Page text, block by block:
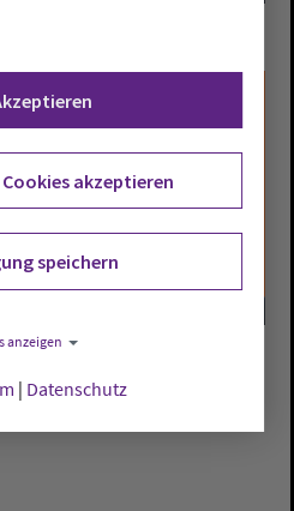
sind zu Gast beim Kirchenradio KR
sind zu Gast beim Kirchenradio KR
akzeptieren
speichern
anzeigen
| Datenschutz